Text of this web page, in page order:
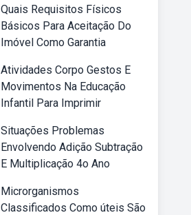
Quais Requisitos Físicos
Básicos Para Aceitação Do
Imóvel Como Garantia
Atividades Corpo Gestos E
Movimentos Na Educação
Infantil Para Imprimir
Situações Problemas
Envolvendo Adição Subtração
E Multiplicação 4o Ano
Microrganismos
Classificados Como úteis São